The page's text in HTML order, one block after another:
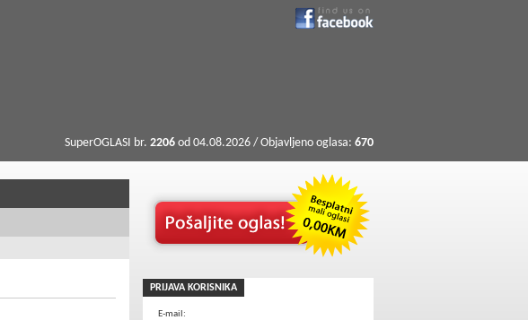
SuperOGLASI br. 2206 od 04.08.2026 / Objavljeno oglasa: 670
PRIJAVA KORISNIKA
E-mail: